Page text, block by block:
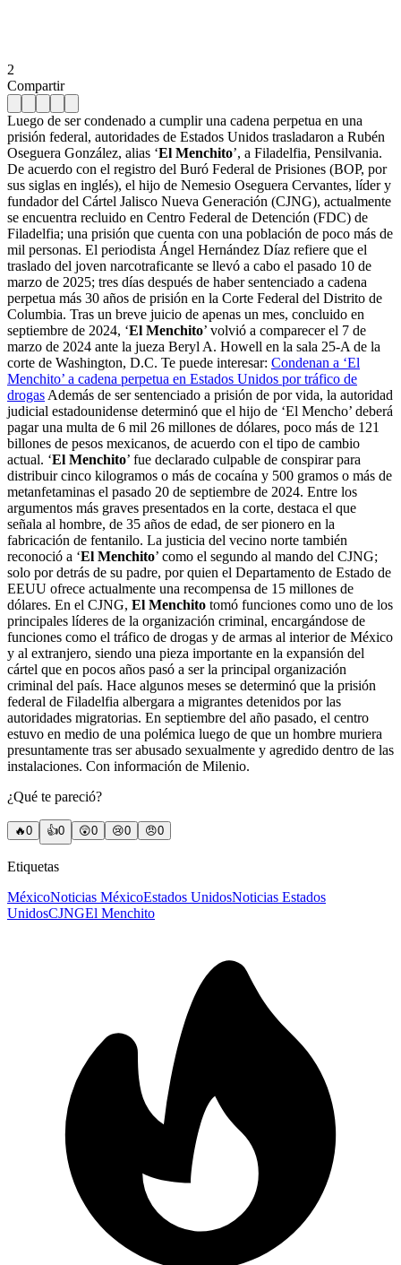
2
Compartir
Luego de ser condenado a cumplir una cadena perpetua en una
prisión federal, autoridades de Estados Unidos trasladaron a Rubén
Oseguera González, alias ‘El Menchito’, a Filadelfia, Pensilvania.
De acuerdo con el registro del Buró Federal de Prisiones (BOP, por
sus siglas en inglés), el hijo de Nemesio Oseguera Cervantes, líder y
fundador del Cártel Jalisco Nueva Generación (CJNG), actualmente
se encuentra recluido en Centro Federal de Detención (FDC) de
Filadelfia; una prisión que cuenta con una población de poco más de
mil personas. El periodista Ángel Hernández Díaz refiere que el
traslado del joven narcotraficante se llevó a cabo el pasado 10 de
marzo de 2025; tres días después de haber sentenciado a cadena
perpetua más 30 años de prisión en la Corte Federal del Distrito de
Columbia. Tras un breve juicio de apenas un mes, concluido en
septiembre de 2024, ‘El Menchito’ volvió a comparecer el 7 de
marzo de 2024 ante la jueza Beryl A. Howell en la sala 25-A de la
corte de Washington, D.C. Te puede interesar: Condenan a ‘El
Menchito’ a cadena perpetua en Estados Unidos por tráfico de
drogas Además de ser sentenciado a prisión de por vida, la autoridad
judicial estadounidense determinó que el hijo de ‘El Mencho’ deberá
pagar una multa de 6 mil 26 millones de dólares, poco más de 121
billones de pesos mexicanos, de acuerdo con el tipo de cambio
actual. ‘El Menchito’ fue declarado culpable de conspirar para
distribuir cinco kilogramos o más de cocaína y 500 gramos o más de
metanfetaminas el pasado 20 de septiembre de 2024. Entre los
argumentos más graves presentados en la corte, destaca el que
señala al hombre, de 35 años de edad, de ser pionero en la
fabricación de fentanilo. La justicia del vecino norte también
reconoció a ‘El Menchito’ como el segundo al mando del CJNG;
solo por detrás de su padre, por quien el Departamento de Estado de
EEUU ofrece actualmente una recompensa de 15 millones de
dólares. En el CJNG, El Menchito tomó funciones como uno de los
principales líderes de la organización criminal, encargándose de
funciones como el tráfico de drogas y de armas al interior de México
y al extranjero, siendo una pieza importante en la expansión del
cártel que en pocos años pasó a ser la principal organización
criminal del país. Hace algunos meses se determinó que la prisión
federal de Filadelfia albergara a migrantes detenidos por las
autoridades migratorias. En septiembre del año pasado, el centro
estuvo en medio de una polémica luego de que un hombre muriera
presuntamente tras ser abusado sexualmente y agredido dentro de las
instalaciones. Con información de Milenio.
¿Qué te pareció?
🔥0 👍0 😲0 😢0 😠0
Etiquetas
MéxicoNoticias MéxicoEstados UnidosNoticias Estados
UnidosCJNGEl Menchito